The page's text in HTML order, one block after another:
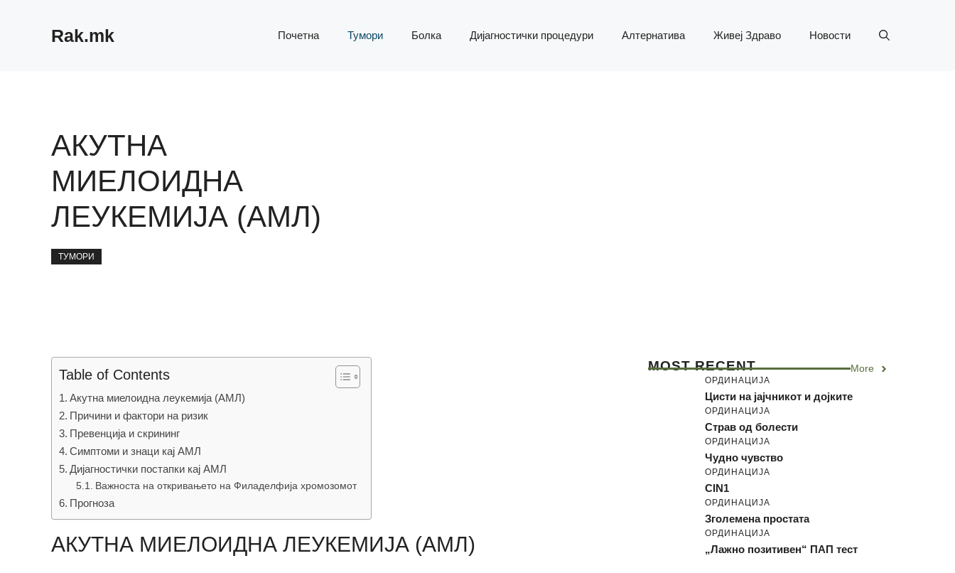
Rak.mk Почетна Тумори Болка Дијагностички процедури Алтернатива Живеј Здраво Новости
АКУТНА
МИЕЛОИДНА
ЛЕУКЕМИЈА (АМЛ)
ТУМОРИ
Table of Contents
Акутна миелоидна леукемија (АМЛ)
Причини и фактори на ризик
Превенција и скрининг
Симптоми и знаци кај АМЛ
Дијагностички постапки кај АМЛ
Важноста на откривањето на Филаделфија хромозомот
Прогноза
АКУТНА МИЕЛОИДНА ЛЕУКЕМИЈА (АМЛ)
MOST RECENT More
ОРДИНАЦИЈА
Цисти на јајчникот и дојките
ОРДИНАЦИЈА
Страв од болести
ОРДИНАЦИЈА
Чудно чувство
ОРДИНАЦИЈА
CIN1
ОРДИНАЦИЈА
Зголемена простата
ОРДИНАЦИЈА
„Лажно позитивен“ ПАП тест